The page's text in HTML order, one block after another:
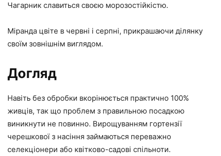
Чагарник славиться своєю морозостійкістю.
Міранда цвіте в червні і серпні, прикрашаючи ділянку
своїм зовнішнім виглядом.
Догляд
Навіть без обробки вкорінюється практично 100%
живців, так що проблем з правильною посадкою
виникнути не повинно. Вирощуванням гортензії
черешкової з насіння займаються переважно
селекціонери або квітково-садові спільноти.